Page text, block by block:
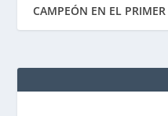
CAMPEÓN EN EL